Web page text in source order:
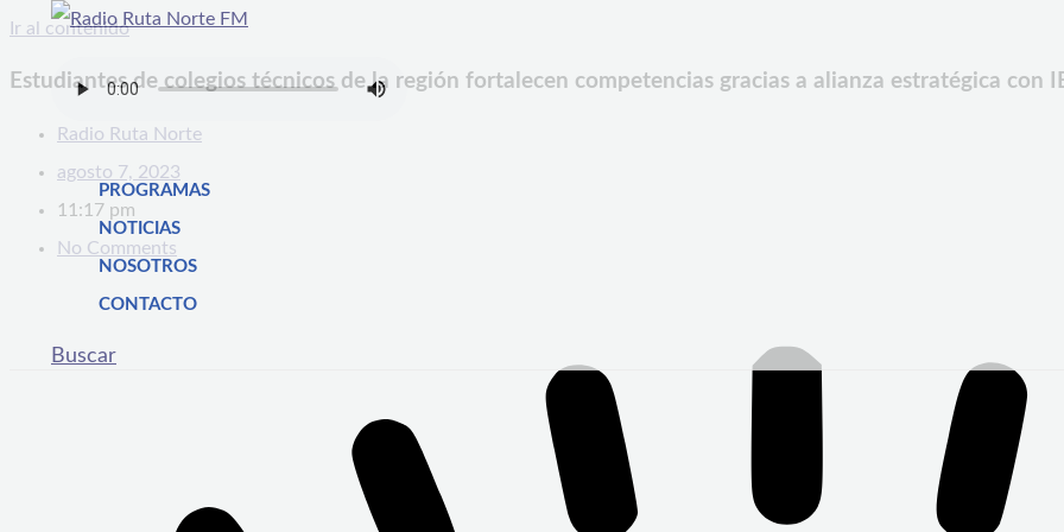
Ir al contenido
PROGRAMAS
NOTICIAS
NOSOTROS
CONTACTO
Buscar
Estudiantes de colegios técnicos de la región fortalecen competencias gracias a alianza estratégica con
Radio Ruta Norte
agosto 7, 2023
11:17 pm
No Comments